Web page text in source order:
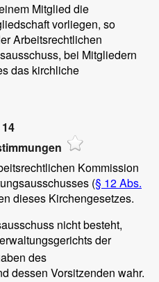
Mitglied die
vorliegen, so
Arbeitsrechtlichen
bei Mitgliedern
das kirchliche
Kommission
(§ 12 Abs.
dieses Kirchengesetzes.
nicht besteht,
der
des
dessen Vorsitzenden wahr.